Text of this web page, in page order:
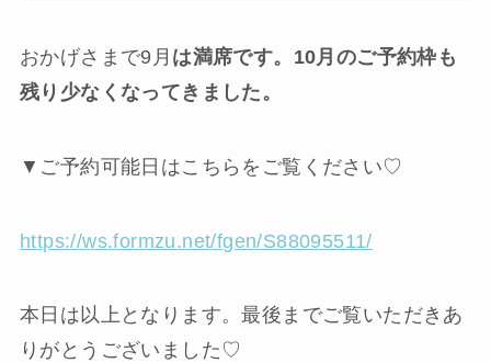
おかげさまで9月 は満席です。10月のご予約枠も
残り少なくなってきました。
▼ご予約可能日はこちらをご覧ください♡
https://ws.formzu.net/fgen/S88095511/
本日は以上となります。最後までご覧いただきあ
りがとうございました♡